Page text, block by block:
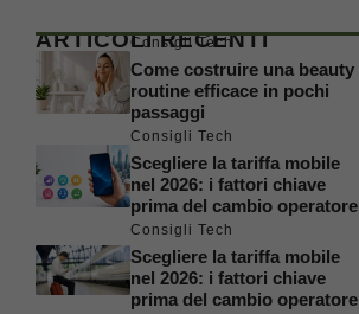
ARTICOLI RECENTI
Consigli Tech
Come costruire una beauty
routine efficace in pochi
passaggi
Consigli Tech
Scegliere la tariffa mobile
nel 2026: i fattori chiave
prima del cambio operatore
Consigli Tech
Scegliere la tariffa mobile
nel 2026: i fattori chiave
prima del cambio operatore